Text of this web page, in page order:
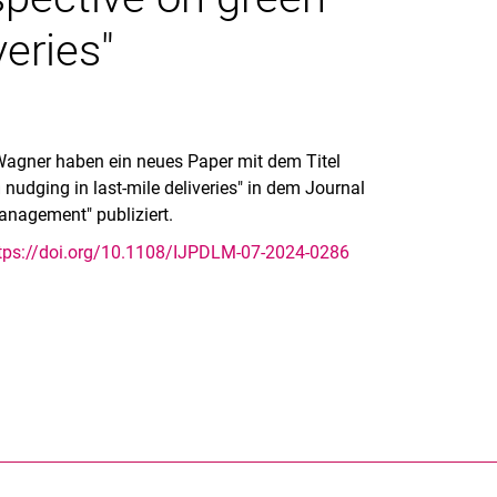
haben ein neues Paper mit dem Titel
in last-mile deliveries" in dem Journal
publiziert.
doi.org/10.1108/IJPDLM-07-2024-0286
Link, öffnet neues Fenster)
(externer Link, öffnet neues Fenster)